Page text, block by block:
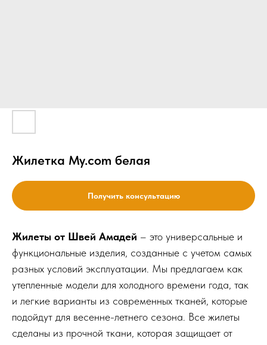
Жилетка My.com белая
Получить консультацию
Жилеты от Швей Амадей – это универсальные и
функциональные изделия, созданные с учетом самых
разных условий эксплуатации. Мы предлагаем как
утепленные модели для холодного времени года, так
и легкие варианты из современных тканей, которые
подойдут для весенне-летнего сезона. Все жилеты
сделаны из прочной ткани, которая защищает от